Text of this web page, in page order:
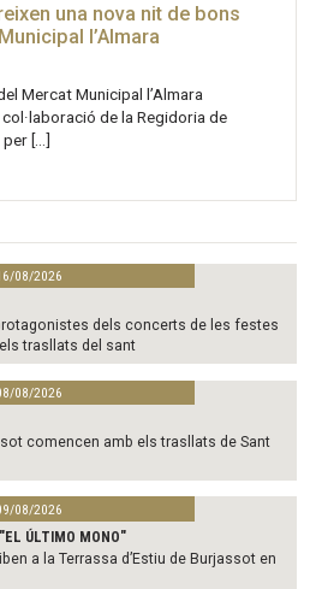
una nova nit de bons
l’Almara
Mercat Municipal l’Almara
de la Regidoria de
[…]
08/2026
dels concerts de les festes
trasllats del sant
08/2026
comencen amb els trasllats de Sant
08/2026
ÚLTIMO MONO"
a la Terrassa d’Estiu de Burjassot en